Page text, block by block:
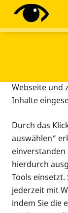
Infomaterial
Diese
Tracking-
Webseite und
Inhalte
Durch das
auswählen“
einverstanden
hierdurch
Tools
jederzeit mit
indem Sie die